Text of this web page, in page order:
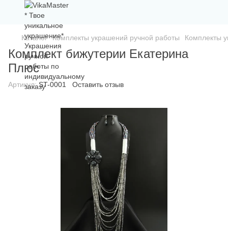
Каталог Комплекты украшений ручной работы Комплекты
Комплект бижутерии Екатерина
Плюс
Артикул:ST-0001 Оставить отзыв